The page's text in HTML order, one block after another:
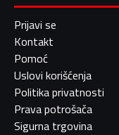
Prijavi se
Kontakt
Pomoć
Uslovi korišćenja
Politika privatnosti
Prava potrošača
Sigurna trgovina